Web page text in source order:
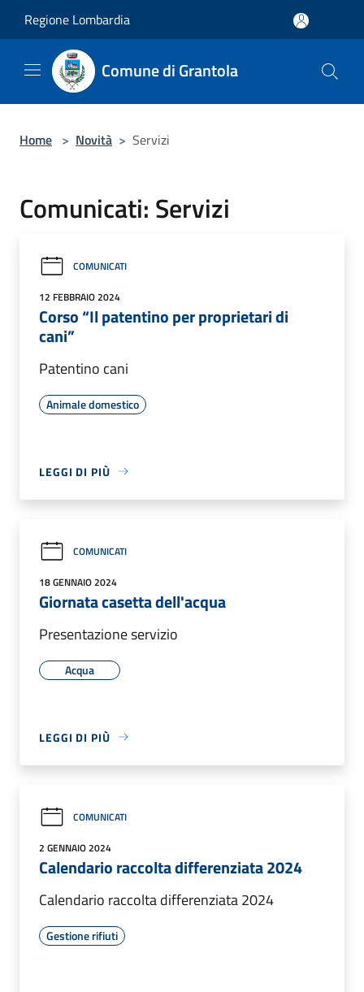
Regione Lombardia
Comune di Grantola
Home > Novità > Servizi
Comunicati: Servizi
COMUNICATI
12 FEBBRAIO 2024
Corso “Il patentino per proprietari di
cani”
Patentino cani
Animale domestico
LEGGI DI PIÙ
COMUNICATI
18 GENNAIO 2024
Giornata casetta dell'acqua
Presentazione servizio
Acqua
LEGGI DI PIÙ
COMUNICATI
2 GENNAIO 2024
Calendario raccolta differenziata 2024
Calendario raccolta differenziata 2024
Gestione rifiuti